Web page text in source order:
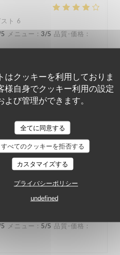
はクッキーを利用しておりま
様自身でクッキー利用の設定
よび管理ができます。
全てに同意する
すべてのクッキーを拒否する
カスタマイズする
プライバシーポリシー
undefined
ト 6
メニュー : 3/5 品質-価格 :
ト 3
メニュー: 5 /5 品質-価格
dans l’eau , abrité du soleil
メニュー : 5/5 品質-価格 :